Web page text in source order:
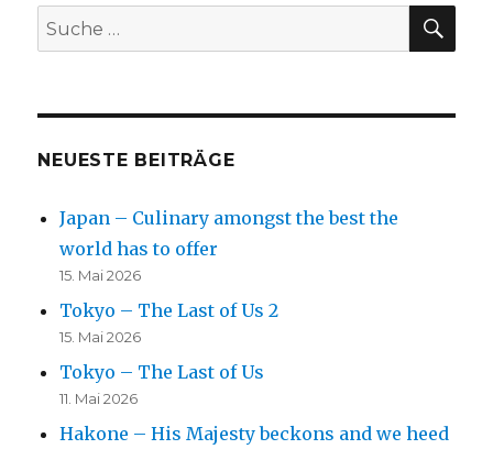
Suche
nach:
NEUESTE BEITRÄGE
Japan – Culinary amongst the best the
world has to offer
15. Mai 2026
Tokyo – The Last of Us 2
15. Mai 2026
Tokyo – The Last of Us
11. Mai 2026
Hakone – His Majesty beckons and we heed